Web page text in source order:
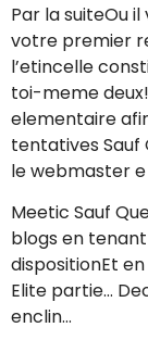
Par la suiteOu
votre premier
l’etincelle
toi-meme
elementaire
tentatives
le webmaster
Meetic Sauf
blogs en
dispositionEt
Elite partie…
enclin…